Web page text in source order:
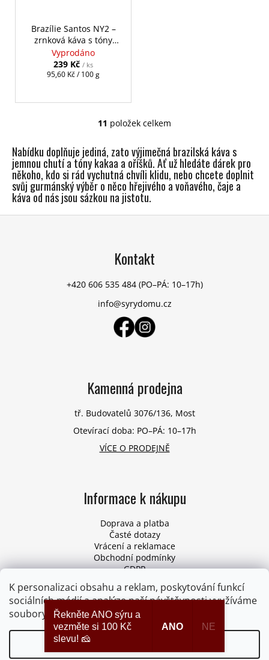
K personalizaci obsahu a reklam, poskytování funkcí
sociálních médií a analýze naší návštěvnosti využíváme
soubory cookies. Více informací
Brazílie Santos NY2 –
zrnková káva s tóny
čokolády 250g
Vyprodáno
239 Kč / ks
Měrná
95,60 Kč / 100 g
O
l
á
d
a
c
í
v
y
v
ý
p
11 položek celkem
Nabídku doplňuje jediná, zato výjimečná brazilská káva s
jemnou chutí a tóny kakaa a oříšků. Ať už hledáte dárek pro
někoho, kdo si rád vychutná chvíli klidu, nebo chcete doplnit
svůj gurmánský výběr o něco hřejivého a voňavého, čaje a
káva od nás jsou sázkou na jistotu.
Z
Kontakt
+420 606 535 484 (PO–PÁ: 10–17h)
info@syrydomu.cz
Kamenná prodejna
tř. Budovatelů 3076/136, Most
Otevírací doba: PO–PÁ: 10–17h
VÍCE O PRODEJNĚ
Informace k nákupu
Doprava a platba
Časté dotazy
Vrácení a reklamace
Obchodní podmínky
GDPR
Pro firmy
Odstoupení od smlouvy
Vytvořil Shoptet
Řekněte ANO sýru a
vezměte si 100 Kč
slevu! 🧀
ANO NE